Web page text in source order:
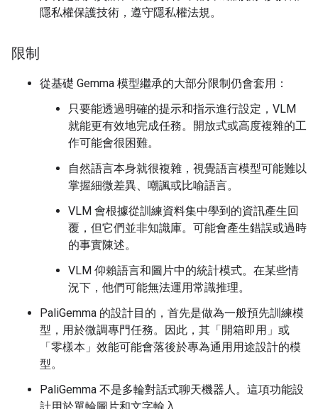
隱私權保護技術，遵守隱私權法規。
限制
從基礎 Gemma 模型繼承的大部分限制仍會套用：
只要能透過明確的提示和指示進行設定，VLM
就能更有效地完成任務。開放式或高度複雜的工
作可能會很困難。
自然語言本身就很複雜，視覺語言模型可能難以
掌握細微差異、嘲諷或比喻語言。
VLM 會根據從訓練資料集中學到的資訊產生回
覆，但它們並非知識庫。可能會產生錯誤或過時
的事實陳述。
VLM 仰賴語言和圖片中的統計模式。在某些情
況下，他們可能無法運用常識推理。
PaliGemma 的設計目的，首先是做為一般預先訓練模
型，用於微調專門任務。因此，其「開箱即用」或
「零樣本」效能可能會落後於專為通用用途設計的模
型。
PaliGemma 不是多輪對話式聊天機器人。這項功能設